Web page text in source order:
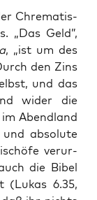
Chre­ma­tis­
„Das Geld”,
, „ist um des
den Zins
und das
wider die
Abend­land
abso­lu­te
ver­ur­
die Bibel
(Lukas 6.35,